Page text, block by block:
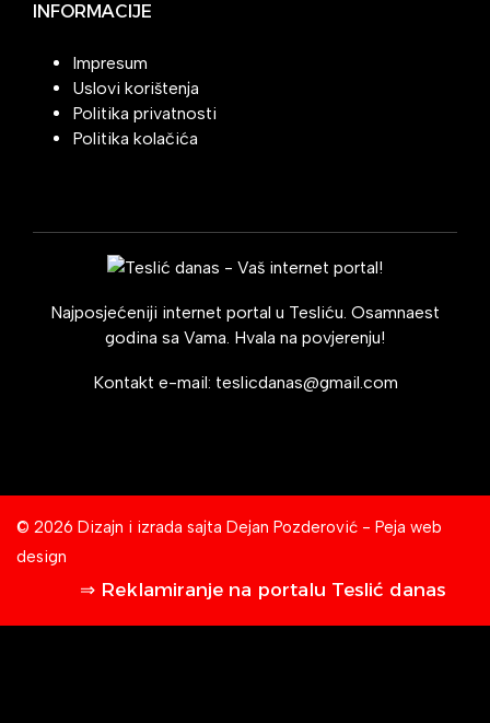
INFORMACIJE
Impresum
Uslovi korištenja
Politika privatnosti
Politika kolačića
Najposjećeniji internet portal u Tesliću. Osamnaest
godina sa Vama. Hvala na povjerenju!
Kontakt e-mail: teslicdanas@gmail.com
© 2026 Dizajn i izrada sajta Dejan Pozderović - Peja web
design
⇒ Reklamiranje na portalu Teslić danas